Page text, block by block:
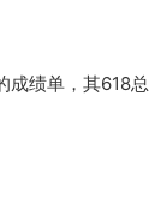
成绩单，其618总